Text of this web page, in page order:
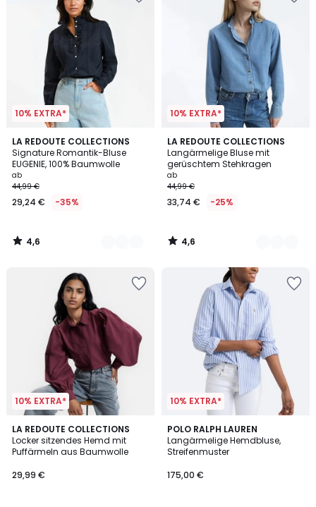
10% EXTRA*
LA REDOUTE COLLECTIONS
Signature Romantik-Bluse
EUGENIE, 100% Baumwolle
ab
44,99 €
29,24 € -35%
4,6
/ 5
2
Farben
4,6
/
10% EXTRA*
LA REDOUTE COLLECTIONS
Langärmelige Bluse mit
gerüschtem Stehkragen
ab
44,99 €
33,74 € -25%
4,6
/ 5
3
Farben
4,6
/
10% EXTRA*
LA REDOUTE COLLECTIONS
Locker sitzendes Hemd mit
Puffärmeln aus Baumwolle
29,99 €
3
/
5
10% EXTRA*
POLO RALPH LAUREN
Langärmelige Hemdbluse,
Streifenmuster
175,00 €
4,4
/ 5